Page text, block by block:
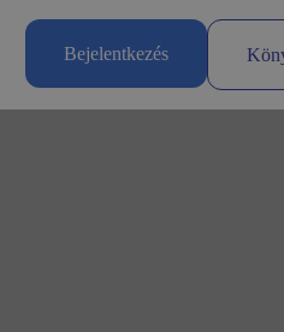
Bejelentkezés